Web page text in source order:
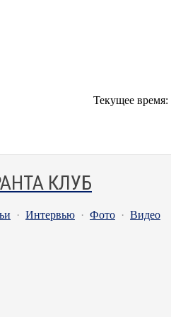
Текущее время:
КЛУБ
· Интервью · Фото · Видео